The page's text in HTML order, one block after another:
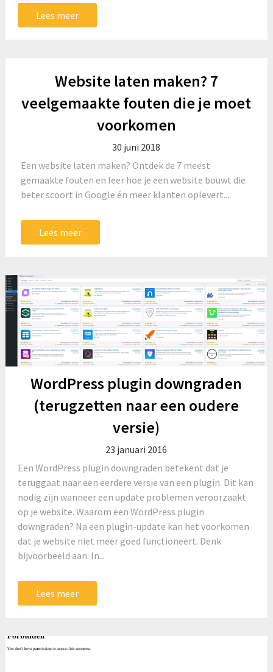
Lees meer
Website laten maken? 7
veelgemaakte fouten die je moet
voorkomen
30 juni 2018
Een website laten maken? Ontdek de 7 meest
gemaakte fouten en leer hoe je een website bouwt die
beter scoort in Google én meer klanten oplevert....
Lees meer
WordPress plugin downgraden
(terugzetten naar een oudere
versie)
23 januari 2016
Een WordPress plugin downgraden betekent dat je
teruggaat naar een eerdere versie van een plugin. Dit kan
nodig zijn wanneer een update problemen veroorzaakt
op je website. Waarom een WordPress plugin
downgraden? Na een plugin-update kan het voorkomen
dat je website niet meer goed functioneert. Denk
bijvoorbeeld aan: In...
Lees meer